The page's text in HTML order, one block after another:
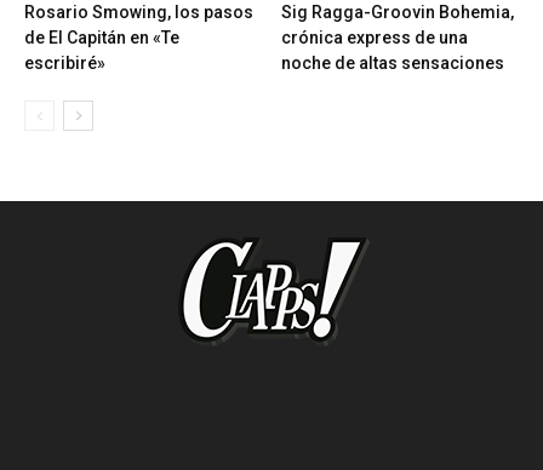
Rosario Smowing, los pasos
de El Capitán en «Te
escribiré»
Sig Ragga-Groovin Bohemia,
crónica express de una
noche de altas sensaciones